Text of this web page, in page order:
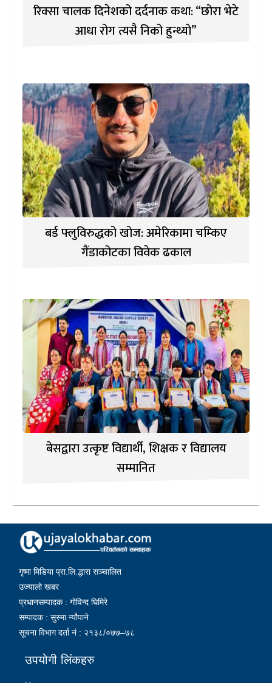
रिक्सा चालक दिनेशको दर्दनाक कथा: “छोरा भेटे
आधा रोग त्यसै निको हुन्थ्यो”
बर्ड फ्लुविरुद्धको खोज: अमेरिकामा चम्किए
गैंडाकोटका विवेक ढकाल
बेसद्वारा उत्कृष्ट विद्यार्थी, शिक्षक र विद्यालय
सम्मानित
गृष्मा मिडिया प्रा.लि.द्धारा सञ्चालित
उज्यालो खबर
प्रधानसम्पादक : गोविन्द घिमिरे
सम्पादक : सुस्मा न्यौपाने
सूचना विभाग दर्ता नं : २१३८/०७७–७८
उपयोगी लिंकहरु